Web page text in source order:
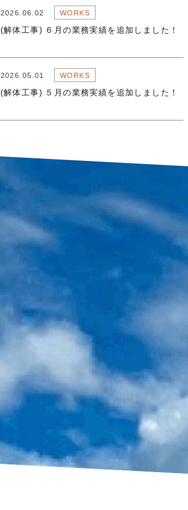
2026.06.02 WORKS
(解体工事) ６月の業務実績を追加しました！
2026.05.01 WORKS
(解体工事) ５月の業務実績を追加しました！